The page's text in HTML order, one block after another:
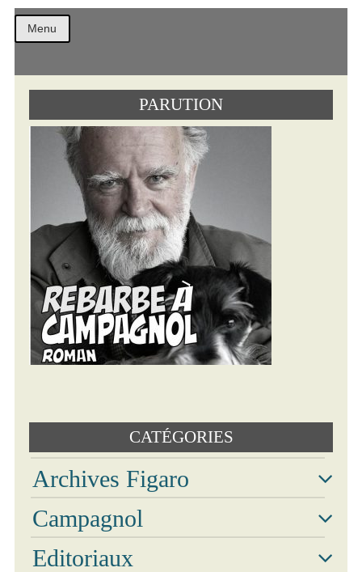
Christian
Combaz
Textes
Archives
Photos
Vidéos
Menu
PARUTION
CATÉGORIES
Archives Figaro
Campagnol
Editoriaux